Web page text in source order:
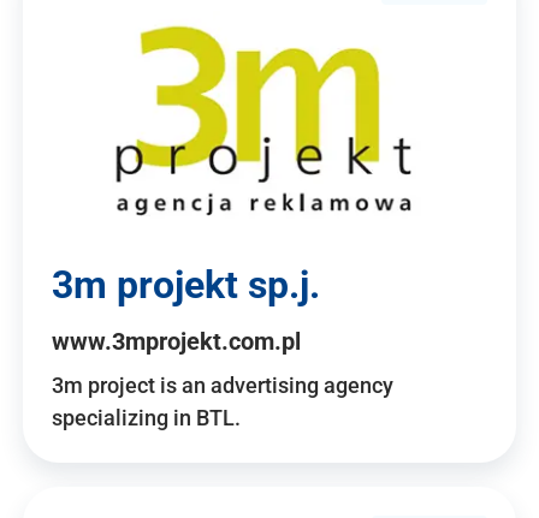
3m projekt sp.j.
www.3mprojekt.com.pl
3m project is an advertising agency
specializing in BTL.